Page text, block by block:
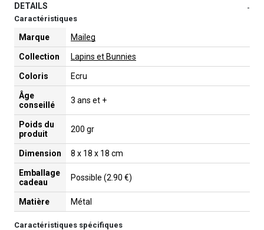
DETAILS -
Caractéristiques
Marque Maileg
Collection Lapins et Bunnies
Coloris Ecru
Âge
conseillé
3 ans et +
Poids du
produit
200 gr
Dimension 8 x 18 x 18 cm
Emballage
cadeau
Possible (2.90 €)
Matière Métal
Caractéristiques spécifiques